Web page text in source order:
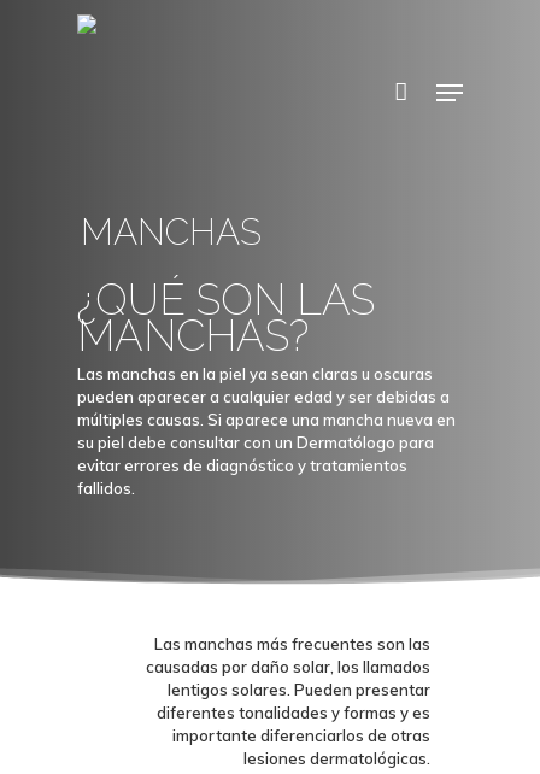
MANCHAS
¿QUÉ SON LAS
MANCHAS?
Las manchas en la piel ya sean claras u oscuras
pueden aparecer a cualquier edad y ser debidas a
múltiples causas. Si aparece una mancha nueva en
su piel debe consultar con un Dermatólogo para
evitar errores de diagnóstico y tratamientos
fallidos.
Las manchas más frecuentes son las
causadas por daño solar, los llamados
lentigos solares. Pueden presentar
diferentes tonalidades y formas y es
importante diferenciarlos de otras
lesiones dermatológicas.